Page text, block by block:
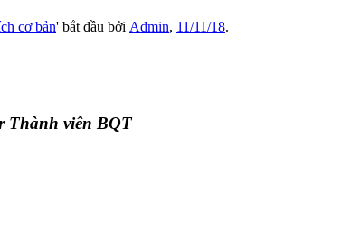
cơ bản' bắt đầu bởi Admin, 11/11/18.
Thành viên BQT